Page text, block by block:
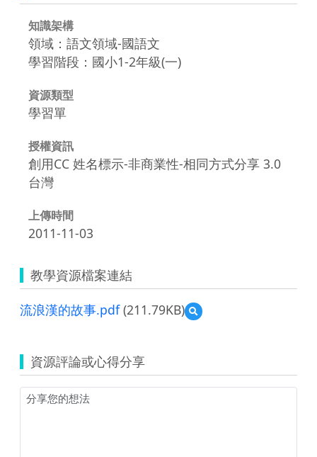
知識架構
領域：語文領域-國語文
學習階段：國小1-2年級(一)
資源類型
學習單
授權資訊
創用CC 姓名標示-非商業性-相同方式分享 3.0
台灣
上傳時間
2011-11-03
教學資源檔案連結
流浪漢的故事.pdf(211.79KB)
預
覽
的
故
資源評論或心得分享